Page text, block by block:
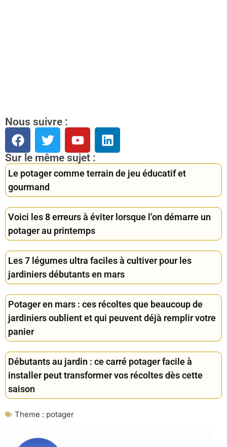
Nous suivre :
Sur le même sujet :
Le potager comme terrain de jeu éducatif et
gourmand
Voici les 8 erreurs à éviter lorsque l’on démarre un
potager au printemps
Les 7 légumes ultra faciles à cultiver pour les
jardiniers débutants en mars
Potager en mars : ces récoltes que beaucoup de
jardiniers oublient et qui peuvent déjà remplir votre
panier
Débutants au jardin : ce carré potager facile à
installer peut transformer vos récoltes dès cette
saison
Theme : potager